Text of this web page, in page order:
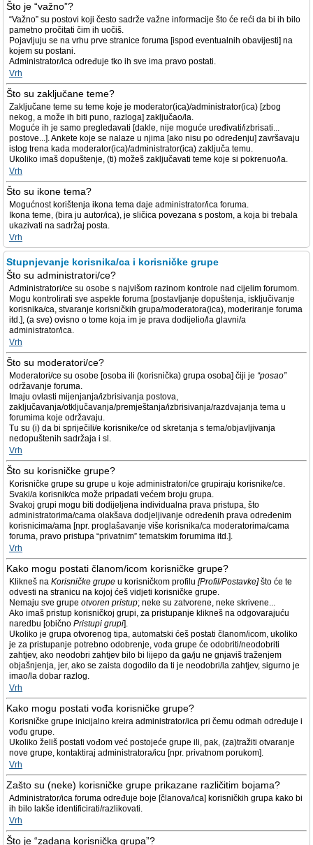
Što je “važno”?
“Važno” su postovi koji često sadrže važne informacije što će reći da bi ih bilo
pametno pročitati čim ih uočiš.
Pojavljuju se na vrhu prve stranice foruma [ispod eventualnih obavijesti] na
kojem su postani.
Administrator/ica određuje tko ih sve ima pravo postati.
Vrh
Što su zaključane teme?
Zaključane teme su teme koje je moderator(ica)/administrator(ica) [zbog
nekog, a može ih biti puno, razloga] zaključao/la.
Moguće ih je samo pregledavati [dakle, nije moguće uređivati/izbrisati...
postove...]. Ankete koje se nalaze u njima [ako nisu po određenju] završavaju
istog trena kada moderator(ica)/administrator(ica) zaključa temu.
Ukoliko imaš dopuštenje, (ti) možeš zaključavati teme koje si pokrenuo/la.
Vrh
Što su ikone tema?
Mogućnost korištenja ikona tema daje administrator/ica foruma.
Ikona teme, (bira ju autor/ica), je sličica povezana s postom, a koja bi trebala
ukazivati na sadržaj posta.
Vrh
Stupnjevanje korisnika/ca i korisničke grupe
Što su administratori/ce?
Administratori/ce su osobe s najvišom razinom kontrole nad cijelim forumom.
Mogu kontrolirati sve aspekte foruma [postavljanje dopuštenja, isključivanje
korisnika/ca, stvaranje korisničkih grupa/moderatora(ica), moderiranje foruma
itd.], (a sve) ovisno o tome koja im je prava dodijelio/la glavni/a
administrator/ica.
Vrh
Što su moderatori/ce?
Moderatori/ce su osobe [osoba ili (korisnička) grupa osoba] čiji je “posao”
održavanje foruma.
Imaju ovlasti mijenjanja/izbrisivanja postova,
zaključavanja/otključavanja/premještanja/izbrisivanja/razdvajanja tema u
forumima koje održavaju.
Tu su (i) da bi spriječili/e korisnike/ce od skretanja s tema/objavljivanja
nedopuštenih sadržaja i sl.
Vrh
Što su korisničke grupe?
Korisničke grupe su grupe u koje administratori/ce grupiraju korisnike/ce.
Svaki/a korisnik/ca može pripadati većem broju grupa.
Svakoj grupi mogu biti dodijeljena individualna prava pristupa, što
administratorima/cama olakšava dodjeljivanje određenih prava određenim
korisnicima/ama [npr. proglašavanje više korisnika/ca moderatorima/cama
foruma, pravo pristupa “privatnim” tematskim forumima itd.].
Vrh
Kako mogu postati članom/icom korisničke grupe?
Klikneš na Korisničke grupe u korisničkom profilu [Profil/Postavke]što će te
odvesti na stranicu na kojoj ćeš vidjeti korisničke grupe.
Nemaju sve grupe otvoren pristup; neke su zatvorene, neke skrivene...
Ako imaš pristup korisničkoj grupi, za pristupanje klikneš na odgovarajuću
naredbu [obično Pristupi grupi].
Ukoliko je grupa otvorenog tipa, automatski ćeš postati članom/icom, ukoliko
je za pristupanje potrebno odobrenje, vođa grupe će odobriti/neodobriti
zahtjev, ako neodobri zahtjev bilo bi lijepo da ga/ju ne gnjaviš traženjem
objašnjenja, jer, ako se zaista dogodilo da ti je neodobri/la zahtjev, sigurno je
imao/la dobar razlog.
Vrh
Kako mogu postati vođa korisničke grupe?
Korisničke grupe inicijalno kreira administrator/ica pri čemu odmah određuje i
vođu grupe.
Ukoliko želiš postati vođom već postojeće grupe ili, pak, (za)tražiti otvaranje
nove grupe, kontaktiraj administratora/icu [npr. privatnom porukom].
Vrh
Zašto su (neke) korisničke grupe prikazane različitim bojama?
Administrator/ica foruma određuje boje [članova/ica] korisničkih grupa kako bi
ih bilo lakše identificirati/razlikovati.
Vrh
Što je “zadana korisnička grupa”?